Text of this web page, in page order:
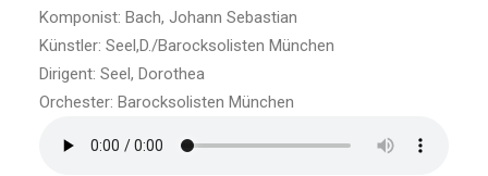
Komponist: Bach, Johann Sebastian
Künstler: Seel,D./Barocksolisten München
Dirigent: Seel, Dorothea
Orchester: Barocksolisten München